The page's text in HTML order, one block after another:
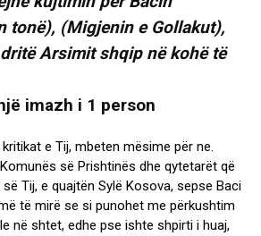
tonë), (Migjenin e Gollakut),
Arsimit shqip në kohë të
e Tij, mbeten mësime për ne.
së Prishtinës dhe qytetarët që
Tij, e quajtën Sylë Kosova, sepse Baci
të mirë se si punohet me përkushtim
në shtet, edhe pse ishte shpirti i huaj,